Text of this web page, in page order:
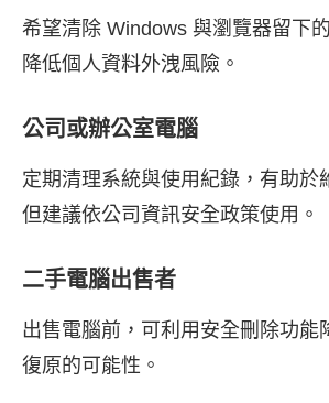
希望清除 Windows 與瀏覽器留下
降低個人資料外洩風險。
公司或辦公室電腦
定期清理系統與使用紀錄，有助於
但建議依公司資訊安全政策使用。
二手電腦出售者
出售電腦前，可利用安全刪除功能
復原的可能性。